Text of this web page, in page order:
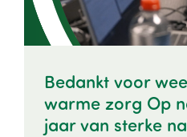
Bedankt voor
warme zorg Op
jaar van sterke